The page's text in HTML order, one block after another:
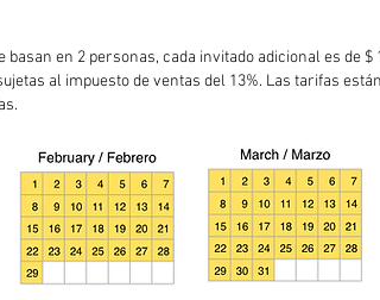
en 2 personas, cada invitado adicional es de $
al impuesto de ventas del 13%. Las tarifas